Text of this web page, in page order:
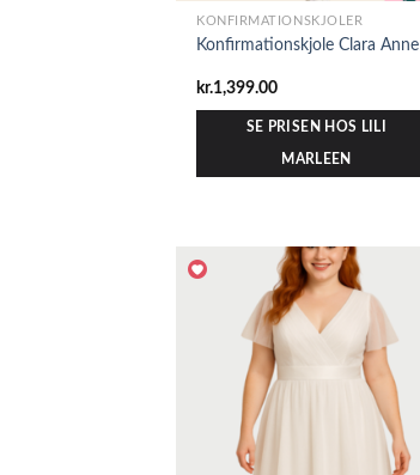
KONFIRMATIONSKJOLER
Konfirmationskjole Clara Anne
kr.1,399.00
SE PRISEN HOS LILI
MARLEEN